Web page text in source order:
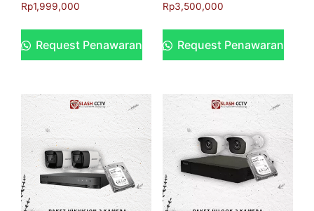
Rp1,999,000
Request Penawaran
Rp3,500,000
Request Penawaran